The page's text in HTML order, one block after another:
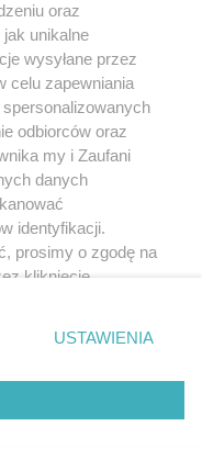
oraz
unikalne
wysyłane przez
celu zapewniania
odbiorców oraz
my i Zaufani
danych
identyfikacji.
prosimy o zgodę na
kliknięcie
prywatności
strony
zgody
się takiemu
zastosowanie tylko
USTAWIENIA